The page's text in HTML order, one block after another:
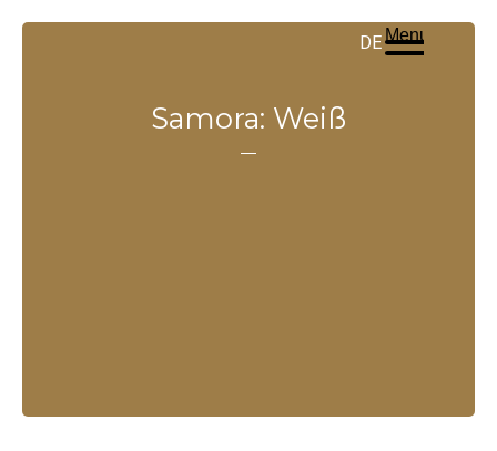
DE Menu
Samora: Weiß